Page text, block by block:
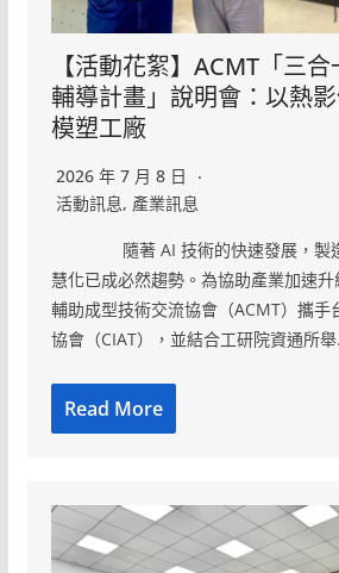
【活動花絮】ACMT「三
輔導計畫」說明會：以熱
模塑工廠
2026 年 7 月 8 日
活動訊息, 產業訊息
隨著 AI 技術的快速發展，製造
慧化已成必然趨勢。為協助產業加速
輔助成型技術交流協會（ACMT）攜手
協會（CIAT），並結合工研院資通所
Read More